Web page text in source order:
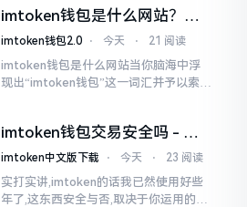
打开钱包查看时
imtoken钱包是什么网站？一
文说清楚这玩意
imtoken钱包2.0 ⋅ 今天 ⋅ 21 阅读
imtoken钱包是什么网站当你脑海中浮
现出“imtoken钱包”这一词汇并予以索求
我也曾短暂错愕
imtoken钱包交易安全吗 - 老
用户的一些心里话
imtoken中文版下载 ⋅ 今天 ⋅ 23 阅读
实打实讲,imtoken的话我已然使用好些
年了,这东西安全与否,取决于你运用的方